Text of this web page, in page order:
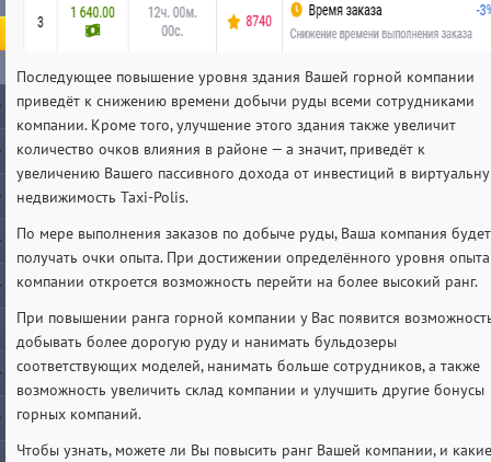
Последующее повышение уровня здания Вашей горной компании
приведёт к снижению времени добычи руды всеми сотрудниками
компании. Кроме того, улучшение этого здания также увеличит
количество очков влияния в районе — а значит, приведёт к
увеличению Вашего пассивного дохода от инвестиций в
недвижимость Taxi-Polis.
По мере выполнения заказов по добыче руды, Ваша компания будет
получать очки опыта. При достижении определённого уровня
компании откроется возможность перейти на более высокий ранг.
При повышении ранга горной компании у Вас появится
добывать более дорогую руду и нанимать бульдозеры
соответствующих моделей, нанимать больше сотрудников, а также
возможность увеличить склад компании и улучшить другие бонусы
горных компаний.
Чтобы узнать, можете ли Вы повысить ранг Вашей компании, и какие